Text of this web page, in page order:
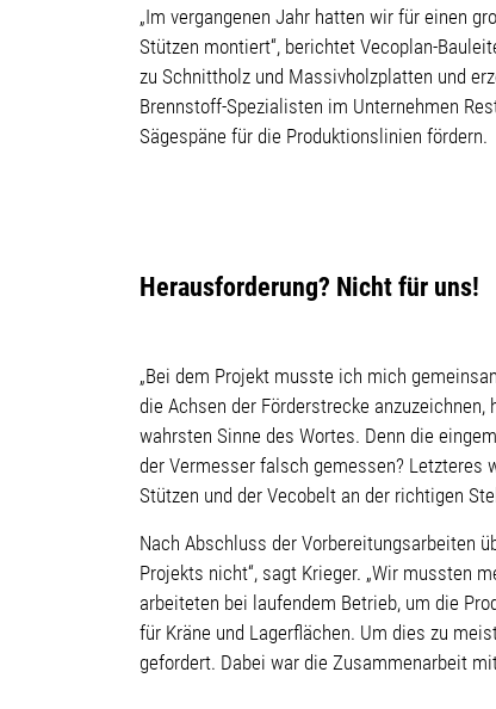
„Im vergangenen Jahr hatten wir für einen
Stützen montiert“, berichtet Vecoplan-
zu Schnittholz und Massivholzplatten und
Brennstoff-Spezialisten im Unternehmen
Sägespäne für die Produktionslinien fördern.
Herausforderung? Nicht für uns!
„Bei dem Projekt musste ich mich
die Achsen der Förderstrecke
wahrsten Sinne des Wortes. Denn die
der Vermesser falsch gemessen? Letzteres
Stützen und der Vecobelt an der richtigen
Nach Abschluss der Vorbereitungsarbeiten
Projekts nicht“, sagt Krieger. „Wir mussten
arbeiteten bei laufendem Betrieb, um die
für Kräne und Lagerflächen. Um dies zu
gefordert. Dabei war die Zusammenarbeit